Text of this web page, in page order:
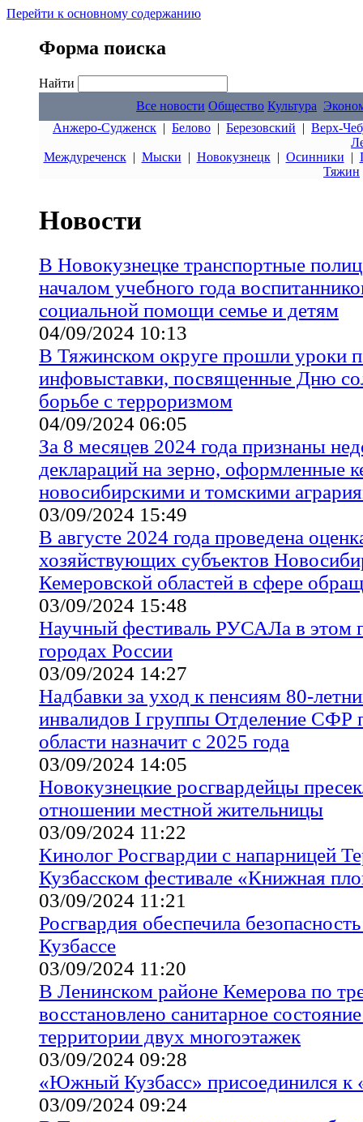
Перейти к основному содержанию
Форма поиска
Найти
Все новости Общество Культура
Анжеро-Судженск | Белово | Березовский | Верх-
Междуреченск| Мыски | Новокузнецк| Осинники |
Тяжин
Новости
В Новокузнецке транспортные
началом учебного года
социальной помощи семье и детям
04/09/2024 10:13
В Тяжинском округе прошли уроки
инфовыставки, посвященные Дню
борьбе с терроризмом
04/09/2024 06:05
За 8 месяцев 2024 года признаны
деклараций на зерно, оформленные
новосибирскими и томскими
03/09/2024 15:49
В августе 2024 года проведена
хозяйствующих субъектов
Кемеровской областей в сфере
03/09/2024 15:48
Научный фестиваль РУСАЛа в этом
городах России
03/09/2024 14:27
Надбавки за уход к пенсиям 80-
инвалидов I группы Отделение СФР
области назначит с 2025 года
03/09/2024 14:05
Новокузнецкие росгвардейцы
отношении местной жительницы
03/09/2024 11:22
Кинолог Росгвардии с напарницей
Кузбасском фестивале «Книжная
03/09/2024 11:21
Росгвардия обеспечила
Кузбассе
03/09/2024 11:20
В Ленинском районе Кемерова по
восстановлено санитарное
территории двух многоэтажек
03/09/2024 09:28
«Южный Кузбасс» присоединился к
03/09/2024 09:24